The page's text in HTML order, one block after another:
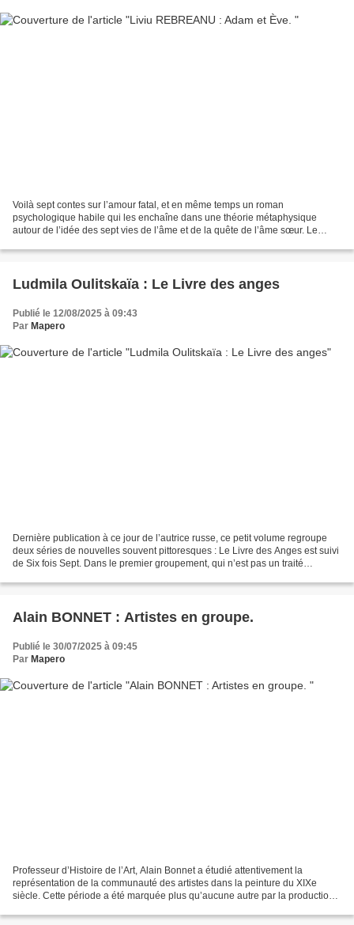
Voilà sept contes sur l’amour fatal, et en même temps un roman
psychologique habile qui les enchaîne dans une théorie métaphysique
autour de l’idée des sept vies de l’âme et de la quête de l’âme sœur. Le
Ludmila Oulitskaïa : Le Livre des anges
Publié le 12/08/2025 à 09:43
Par Mapero
Dernière publication à ce jour de l’autrice russe, ce petit volume regroupe
deux séries de nouvelles souvent pittoresques : Le Livre des Anges est suivi
de Six fois Sept. Dans le premier groupement, qui n’est pas un traité
Alain BONNET : Artistes en groupe.
Publié le 30/07/2025 à 09:45
Par Mapero
Professeur d’Histoire de l’Art, Alain Bonnet a étudié attentivement la
représentation de la communauté des artistes dans la peinture du XIXe
siècle. Cette période a été marquée plus qu’aucune autre par la production